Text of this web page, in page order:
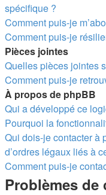
spécifique ?
Comment puis-je
Comment puis-je
Pièces jointes
Quelles pièces jointes
Comment puis-je
À propos de phpBB
Qui a développé ce
Pourquoi la
Qui dois-je contacter à
d’ordres légaux liés à
Comment puis-je
Problèmes